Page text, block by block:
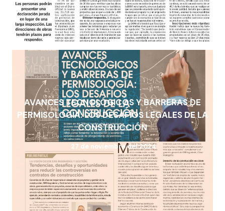
AVANCES TECNOLÓGICOS Y BARRERAS DE
PERMISOLOGÍA: LOS DESAFÍOS LEGALES DE LA
CONSTRUCCIÓN
27 de noviembre del 2024